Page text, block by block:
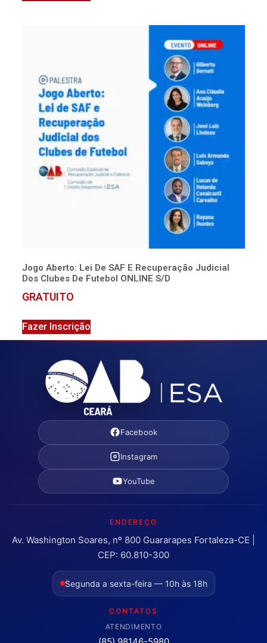
Jogo Aberto: Lei De SAF E Recuperação Judicial
Dos Clubes De Futebol ONLINE S/D
GRATUITO
Fazer Inscrição
Facebook
Instagram
YouTube
ENDEREÇO
Av. Washington Soares, nº 800 Guararapes Fortaleza-CE |
CEP: 60.810-300
Segunda a sexta-feira — 10h às 18h
CONTATOS
ATENDIMENTO